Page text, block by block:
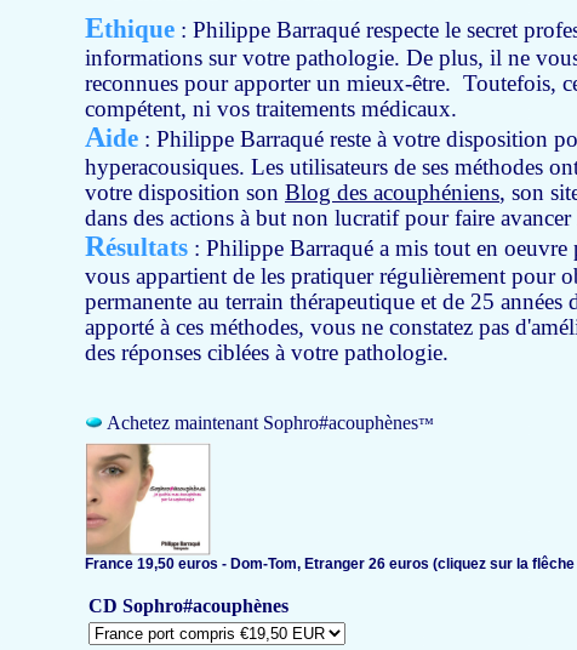
Ethique : Philippe Barraqué respecte le secret
informations sur votre pathologie. De plus, il ne
reconnues pour apporter un mieux-être. Toutefois,
compétent, ni vos traitements médicaux.
Aide : Philippe Barraqué reste à votre disposition
hyperacousiques. Les utilisateurs de ses méthodes
votre disposition son Blog des acouphéniens, son
dans des actions à but non lucratif pour faire
Résultats : Philippe Barraqué a mis tout en
vous appartient de les pratiquer régulièrement pour
permanente au terrain thérapeutique et de 25
apporté à ces méthodes, vous ne constatez pas
des réponses ciblées à votre pathologie.
Achetez maintenant Sophro#acouphènes™
France 19,50 euros - Dom-Tom, Etranger 26 euros (cliquez sur la
CD Sophro#acouphènes